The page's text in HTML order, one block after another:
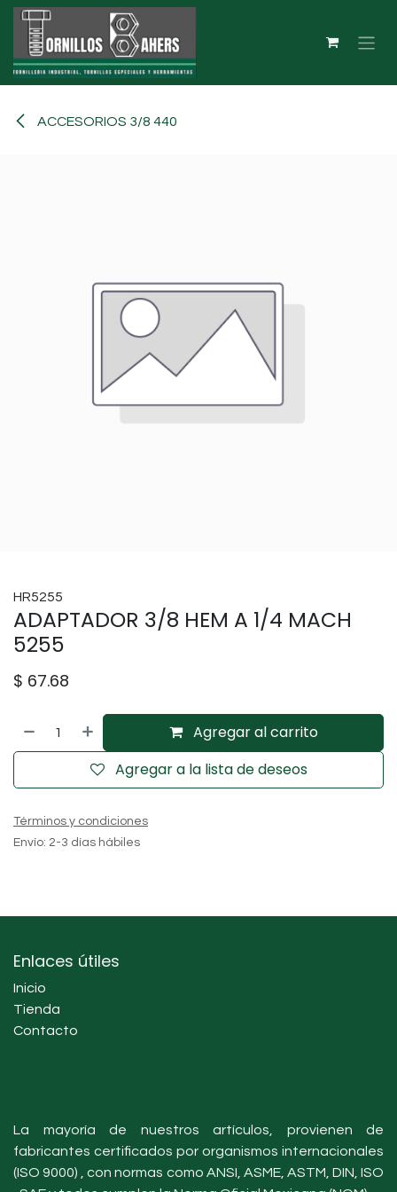
Ir al contenido
ACCESORIOS 3/8 440
HR5255
ADAPTADOR 3/8 HEM A 1/4 MACH
5255
$ 67.68
Agregar al carrito
Agregar a la lista de deseos
Términos y condiciones
Envío: 2-3 días hábiles
Enlaces útiles
Inicio
Tienda
Contacto
La mayoría de nuestros artículos, provienen de
fabricantes certificados por organismos internacionales
(ISO 9000) , con normas como ANSI, ASME, ASTM, DIN, ISO